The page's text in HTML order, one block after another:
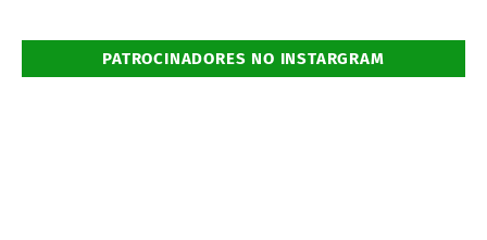
PATROCINADORES NO INSTARGRAM